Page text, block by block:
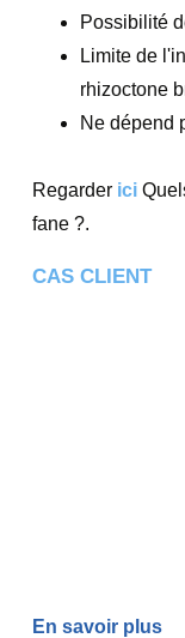
Possibilité
Limite de
rhizoctone
Ne dépend
Regarder ici
fane ?.
CAS CLIENT
GUUS
En savoir plus